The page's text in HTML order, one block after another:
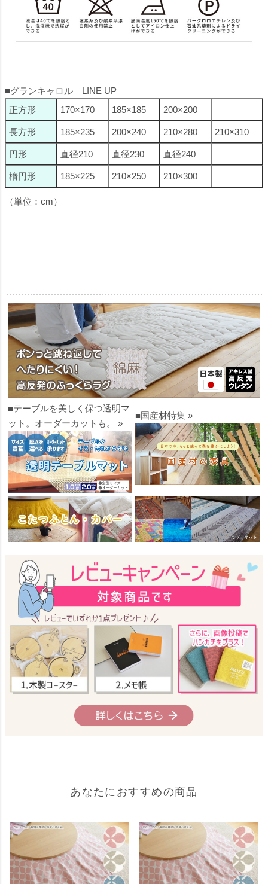
■グランキャロル LINE UP
正方形
170×170 185×185 200×200
長方形 185×235 200×240 210×280 210×310
円形 直径210 直径230 直径240
楕円形 185×225 210×250 210×300
（単位：cm）
■テーブルを美しく保つ透明マ
ット。オーダーカットも。 »
■国産材特集 »
あなたにおすすめの商品